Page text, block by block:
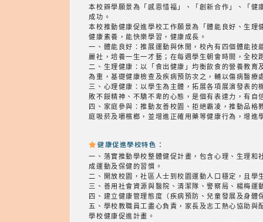
本校辧學願景為「感恩惜福」、「創新合作」、「
成功。
本校推動健康促進學校工作願景為「體能良好、生
健康素養，能快樂學習，健康成長。
一、體能良好：推展運動與休閒，校內有四個體能
麗社，培養一生一才藝；在每週學生朝會時間，全
二、生理健康：以「食出健康」均衡飲食的營養教
為重，基礎健康檢查及疾病預防次之，輔以傷病醫療
三、心理健康：以學生為主體，拓展各項展演發表
敗不餒精神、不驕不卑的心態，是個有表達力，有
四、家庭參與：推動友善校園、拒絕霸凌，推動品
庭吸菸及嚼檳榔，並增進正確用藥等健康行為，增進
健康促進學校特色：
一、落實推動學校整體健促計畫，包含心理、生理
成運動及保健的習慣。
二、開放校園，社區人士到校園運動人口穩定，且
三、善用社會資源與醫院、清潔隊、警察局、楊梅
四、建立健康管理態度（疾病預防、兒童發展及身
五、學校教職員工盡心負責，家長及志工熱心協助
學校健康促進計畫。